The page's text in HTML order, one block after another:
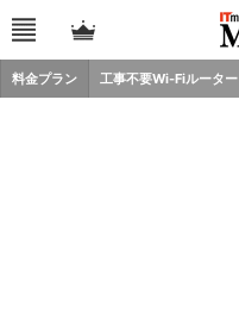
料金プラン 工事不要Wi-Fiルーター